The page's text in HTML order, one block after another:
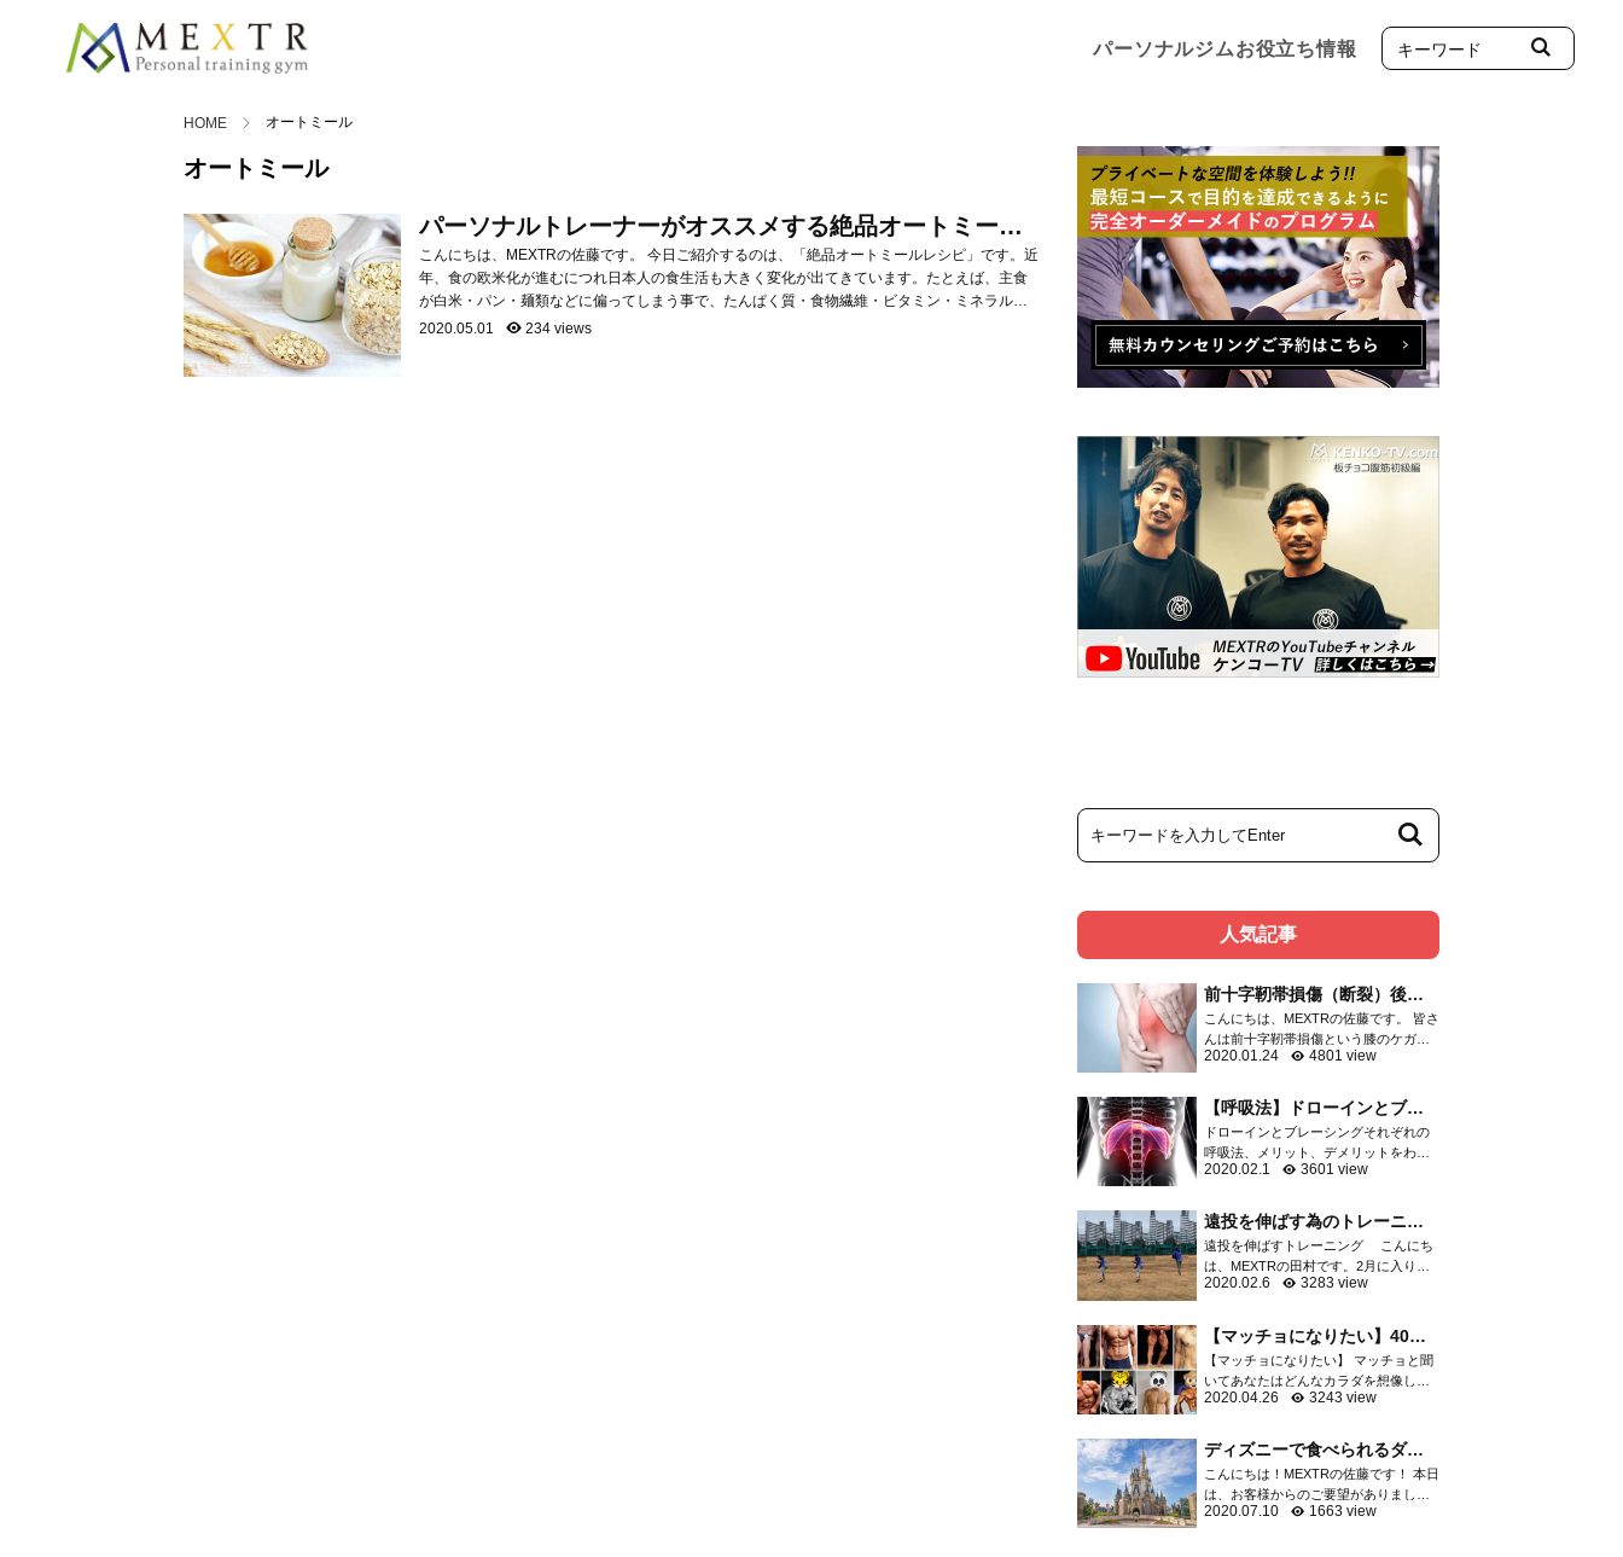
パーソナルジムお役立ち情報
HOME オートミール
オートミール
パーソナルトレーナーがオススメする絶品オートミール
レシピ！！
こんにちは、MEXTRの佐藤です。 今日ご紹介するのは、「絶品オートミールレシピ」です。近
年、食の欧米化が進むにつれ日本人の食生活も大きく変化が出てきています。たとえば、主食
が白米・パン・麺類などに偏ってしまう事で、たんぱく質・食物繊維・ビタミン・ミネラルが
不足してしまいます。 身体を作るこれらの栄養素が不足してしまうと慢性的に身体の不調が起
2020.05.01 234 views
人気記事
前十字靭帯損傷（断裂）後の
リハビリメニュー
こんにちは、MEXTRの佐藤です。 皆さ
んは前十字靭帯損傷という膝のケガを
ご存知ですか？ 膝関節のケガは頻度の
軟骨など膝関節を構成する重要な組織
が損傷し、スポーツ...
2020.01.24 4801 view
【呼吸法】ドローインとブレ
ーシングはどっちがいい
の？？
ドローインとブレーシングそれぞれの
呼吸法、メリット、デメリットをわか
りやすくご紹介 呼吸の方法としてよく
グ」運動指導者の中でも二極化して...
2020.02.1 3601 view
遠投を伸ばす為のトレーニン
グ
遠投を伸ばすトレーニング こんにち
は、MEXTRの田村です。2月に入りプ
ロ野球はキャンプインしましたね。選
今年も始まったなと感じてます。 突然
ですが、野球の...
2020.02.6 3283 view
【マッチョになりたい】40代
からでも遅くないマッチョに
なる方法
【マッチョになりたい】 マッチョと聞
いてあなたはどんなカラダを想像しま
すか？ 細マッチョ？マッチョ？ゴリマ
ようなゴリマッチョを想像するでしょ
う。 そしてトレ...
2020.04.26 3243 view
ディズニーで食べられるダイ
エット飯をご紹介！！
こんにちは！MEXTRの佐藤です！ 本日
は、お客様からのご要望がありました
ので、ディズニーで食べられるダイエ
2020.07.10 1663 view